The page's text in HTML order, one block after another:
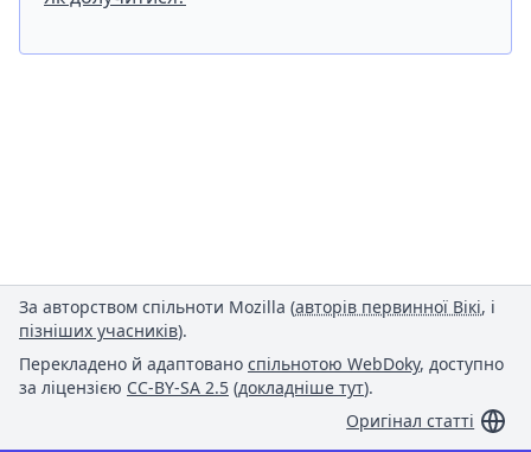
За авторством спільноти Mozilla (авторів первинної Вікі, і
пізніших учасників).
Перекладено й адаптовано спільнотою WebDoky, доступно
за ліцензією CC-BY-SA 2.5 (докладніше тут).
Оригінал статті